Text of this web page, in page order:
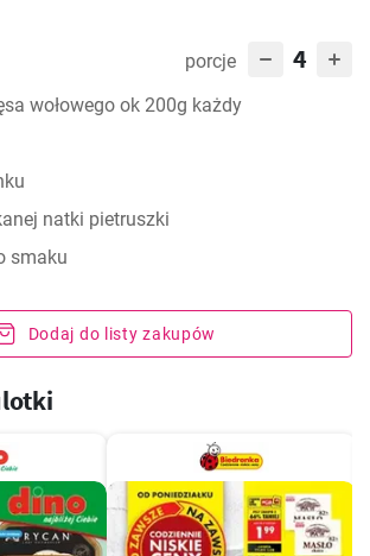
porcje 4
wołowego ok 200g każdy
natki pietruszki
smaku
Dodaj do listy zakupów